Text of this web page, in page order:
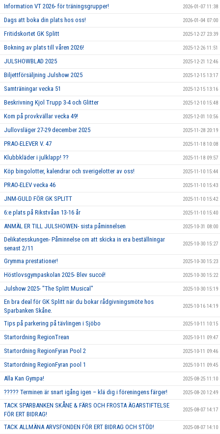
Information VT 2026- för träningsgrupper! 2026-01-07 11:38
Dags att boka din plats hos oss! 2026-01-04 07:00
Fritidskortet GK Splitt 2025-12-27 23:39
Bokning av plats till våren 2026! 2025-12-26 11:51
JULSHOWBLAD 2025 2025-12-21 12:46
Biljettförsäljning Julshow 2025 2025-12-15 13:17
Samträningar vecka 51 2025-12-15 13:16
Beskrivning Kjol Trupp 3-4 och Glitter 2025-12-10 15:48
Kom på provkvällar vecka 49! 2025-12-01 10:56
Jullovsläger 27-29 december 2025 2025-11-28 20:19
PRAO-ELEVER V. 47 2025-11-18 10:08
Klubbkläder i julklapp! ?? 2025-11-18 09:57
Köp bingolotter, kalendrar och sverigelotter av oss! 2025-11-10 15:44
PRAO-ELEV vecka 46 2025-11-10 15:43
JNM-GULD FÖR GK SPLITT 2025-11-10 15:42
6:e plats på Rikstvåan 13-16 år 2025-11-10 15:40
ANMÄL ER TILL JULSHOWEN- sista påminnelsen 2025-10-31 08:00
Delikatesskungen- Påminnelse om att skicka in era beställningar
senast 2/11
2025-10-30 15:27
Grymma prestationer! 2025-10-30 15:23
Höstlovsgympaskolan 2025- Blev succé! 2025-10-30 15:22
Julshow 2025- "The Splitt Musical" 2025-10-30 15:19
En bra deal för GK Splitt när du bokar rådgivningsmöte hos
Sparbanken Skåne.
2025-10-16 14:19
Tips på parkering på tävlingen i Sjöbo 2025-10-11 10:15
Startordning RegionTrean 2025-10-11 09:47
Startordning RegionFyran Pool 2 2025-10-11 09:46
Startordning RegionFyran pool 1 2025-10-11 09:45
Alla Kan Gympa! 2025-08-25 11:10
????? Terminen är snart igång igen – klä dig i föreningens färger! 2025-08-20 12:49
TACK SPARBANKEN SKÅNE & FÄRS OCH FROSTA ÄGARSTIFTELSE
FÖR ERT BIDRAG!
2025-08-07 14:17
TACK ALLMÄNA ARVSFONDEN FÖR ERT BIDRAG OCH STÖD! 2025-08-07 14:10